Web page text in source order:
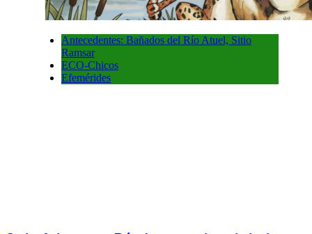
Antecedentes: Bañados del Río Atuel, Sitio
Ramsar
ECO-Chicos
Efemérides